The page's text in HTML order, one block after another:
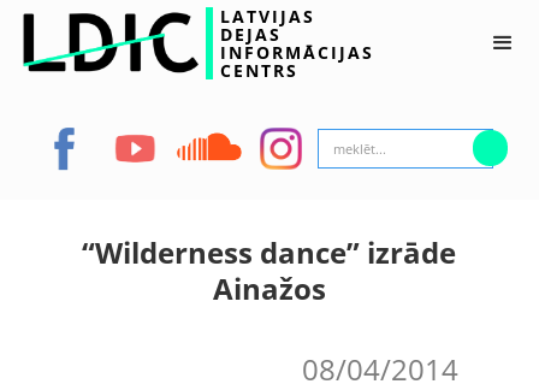
LATVIJAS
DEJAS
INFORMĀCIJAS
CENTRS
“Wilderness dance” izrāde
Ainažos
08/04/2014